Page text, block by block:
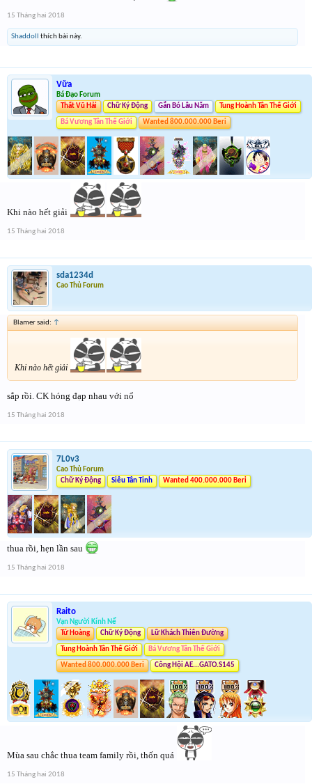
15 Tháng hai 2018
Shaddoll thích bài này.
Vữa
Bá Đạo Forum
Thất Vũ Hải
Chữ Ký Động Gắn Bó Lâu Năm Tung Hoành Tân Thế Giới
Bá Vương Tân Thế Giới Wanted 800.000.000 Beri
Khi nào hết giải
15 Tháng hai 2018
sda1234d
Cao Thủ Forum
Blamer said: ↑
Khi nào hết giải
sắp rồi. CK hóng đạp nhau với nổ
15 Tháng hai 2018
7L0v3
Cao Thủ Forum
Chữ Ký Động
Siêu Tân Tinh Wanted 400.000.000 Beri
thua rồi, hẹn lần sau
15 Tháng hai 2018
Raito
Vạn Người Kính Nể
Tứ Hoàng
Chữ Ký Động Lữ Khách Thiên Đường
Tung Hoành Tân Thế Giới Bá Vương Tân Thế Giới
Wanted 800.000.000 Beri Công Hội AE...GATO.S145
Mùa sau chắc thua team family rồi, thốn quá
15 Tháng hai 2018